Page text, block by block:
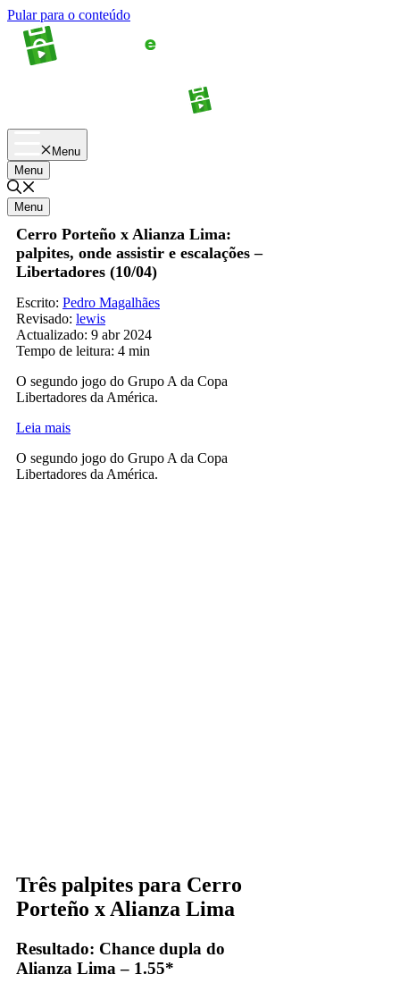
Pular para o conteúdo
Menu
Menu
Menu
Cerro Porteño x Alianza Lima:
palpites, onde assistir e escalações –
Libertadores (10/04)
Escrito: Pedro Magalhães
Revisado: lewis
Actualizado: 9 abr 2024
Tempo de leitura: 4 min
O segundo jogo do Grupo A da Copa
Libertadores da América.
Leia mais
O segundo jogo do Grupo A da Copa
Libertadores da América.
Três palpites para Cerro
Porteño x Alianza Lima
Resultado: Chance dupla do
Alianza Lima – 1.55*